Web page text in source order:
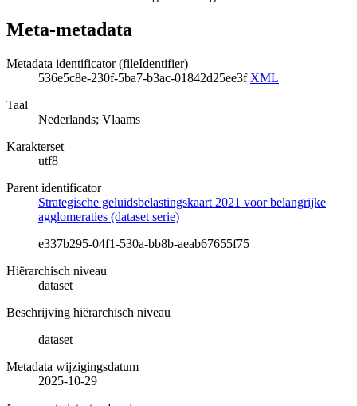
Meta-metadata
Metadata identificator (fileIdentifier)
536e5c8e-230f-5ba7-b3ac-01842d25ee3f XML
Taal
Nederlands; Vlaams
Karakterset
utf8
Parent identificator
Strategische geluidsbelastingskaart 2021 voor belangrijke
agglomeraties (dataset serie)
e337b295-04f1-530a-bb8b-aeab67655f75
Hiërarchisch niveau
dataset
Beschrijving hiërarchisch niveau
dataset
Metadata wijzigingsdatum
2025-10-29